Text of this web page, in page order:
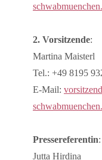
2. Vorsitzende:
Martina Maisterl
Tel.: +49 8195
E-Mail:
Pressereferentin:
Jutta Hirdina